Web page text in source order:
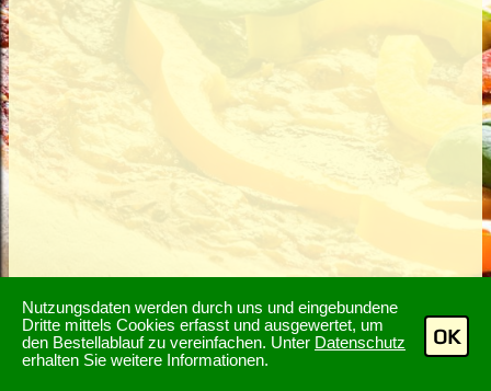
Nutzungsdaten werden durch uns und eingebundene
Dritte mittels Cookies erfasst und ausgewertet, um
den Bestellablauf zu vereinfachen. Unter Datenschutz
erhalten Sie weitere Informationen.
OK